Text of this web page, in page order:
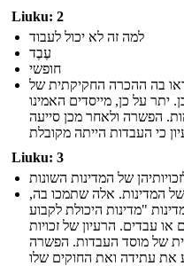
Liuku: 2
למה זה לא יכול לעבוד
עֶבֶד
חופשי
בה ההכרה החקיקתית של
על כן, מייסדים האמינו
הפשרה ולאחר מכן סייעה
Liuku: 3
של המדינות השונות
המדינות. אלה שתמכו בה,
"מדינות היכולת לקבוע
עבדים. הרעיון של זכויות
של מוסד העבדות. הפשרה